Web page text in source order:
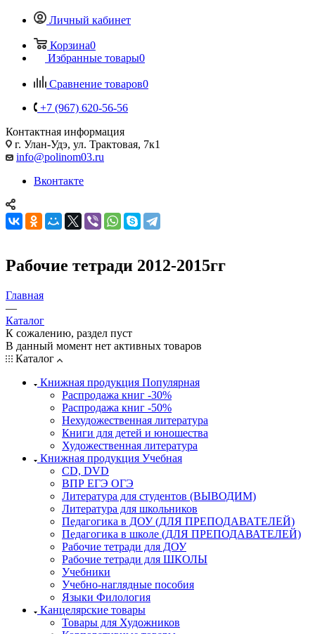
Личный кабинет
Корзина0
Избранные товары0
Сравнение товаров0
+7 (967) 620-56-56
Контактная информация
г. Улан-Удэ, ул. Трактовая, 7к1
info@polinom03.ru
Вконтакте
Рабочие тетради 2012-2015гг
Главная
—
Каталог
К сожалению, раздел пуст
В данный момент нет активных товаров
Каталог
Книжная продукция Популярная
Распродажа книг -30%
Распродажа книг -50%
Нехудожественная литература
Книги для детей и юношества
Художественная литература
Книжная продукция Учебная
CD, DVD
ВПР ЕГЭ ОГЭ
Литература для студентов (ВЫВОДИМ)
Литература для школьников
Педагогика в ДОУ (ДЛЯ ПРЕПОДАВАТЕЛЕЙ)
Педагогика в школе (ДЛЯ ПРЕПОДАВАТЕЛЕЙ)
Рабочие тетради для ДОУ
Рабочие тетради для ШКОЛЫ
Учебники
Учебно-наглядные пособия
Языки Филология
Канцелярские товары
Товары для Художников